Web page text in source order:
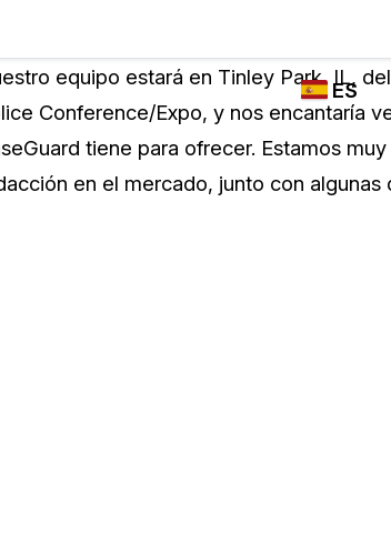
FUNCIONES DE
TRANSCRIPCIÓN
Y TRADUCCIÓN
DE CASEGUARD
ES
equipo estará en Tinley Park, IL,
Conference/Expo, y nos encantaría
tiene para ofrecer. Estamos
en el mercado, junto con